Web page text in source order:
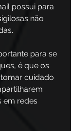
possui para
não
para se
é que os
cuidado
em redes